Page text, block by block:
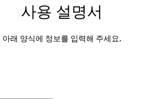
사용 설명서
아래 양식에 정보를 입력해 주세요.